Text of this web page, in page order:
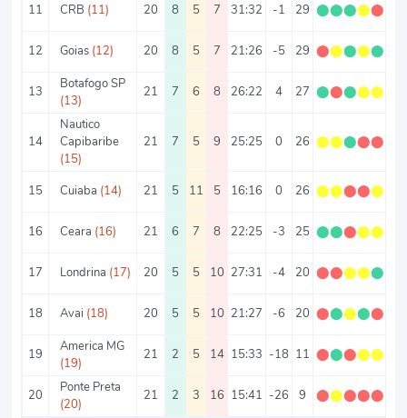
11 CRB (11) 20 8 5 7 31:32 -1 29 ⬤⬤⬤⬤⬤
12 Goias (12) 20 8 5 7 21:26 -5 29 ⬤⬤⬤⬤⬤
13
Botafogo SP
(13)
21 7 6 8 26:22 4 27 ⬤⬤⬤⬤⬤
14
Nautico
Capibaribe
(15)
21 7 5 9 25:25 0 26 ⬤⬤⬤⬤⬤
15 Cuiaba (14) 21 5 11 5 16:16 0 26 ⬤⬤⬤⬤⬤
16 Ceara (16) 21 6 7 8 22:25 -3 25 ⬤⬤⬤⬤⬤
17 Londrina (17) 20 5 5 10 27:31 -4 20 ⬤⬤⬤⬤⬤
18 Avai (18) 20 5 5 10 21:27 -6 20 ⬤⬤⬤⬤⬤
19
America MG
(19)
21 2 5 14 15:33 -18 11 ⬤⬤⬤⬤⬤
20
Ponte Preta
(20)
21 2 3 16 15:41 -26 9 ⬤⬤⬤⬤⬤